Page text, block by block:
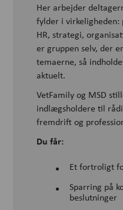
Her arbejder
fylder i virkeligheden:
HR, strategi,
er gruppen selv, der
temaerne, så
aktuelt.
VetFamily og MSD
indlægsholdere til
fremdrift og
Du får:
Et fortroligt
Sparring på
beslutninger